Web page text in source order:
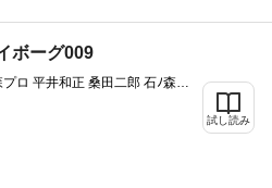
ボーグ009
ロ 平井和正 桑田二郎 石ﾉ森章
試し読み